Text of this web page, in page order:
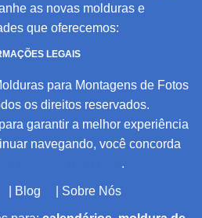
as novas molduras e
que oferecemos:
LEGAIS
para Montagens de Fotos
os direitos reservados.
garantir a melhor experiência
navegando, você concorda
.
Blog Sobre Nós